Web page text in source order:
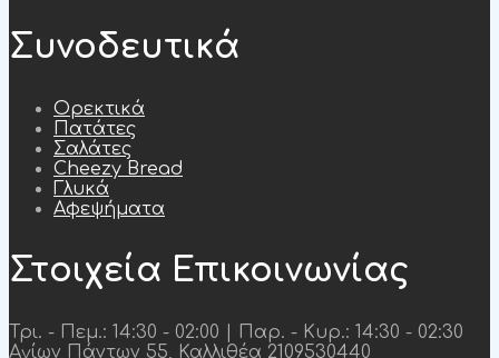
Συνοδευτικά
Ορεκτικά
Πατάτες
Σαλάτες
Cheezy Bread
Γλυκά
Αφεψήματα
Στοιχεία Επικοινωνίας
Τρι. - Πεμ.: 14:30 - 02:00 | Παρ. - Κυρ.: 14:30 - 02:30
Αγίων Πάντων 55, Καλλιθέα 2109530440